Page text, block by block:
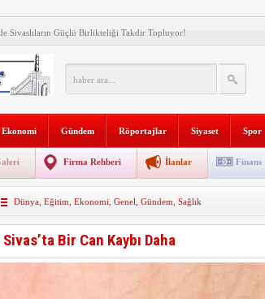
Sivaslıların Güçlü Birlikteliği Takdir Topluyor!
Sevilen Esnaflarından Kabil Yalçın Vefat Etti.
Yılmaz Şimşek, Kaymakamları Makamında Kabul Etti
Kaymakamı Yunus Emre YILDIZ Görevine Başladı
Kaymakamı Yunus Emre YILDIZ Esnafla Buluştu.
Daha Etkin Mücadele İstiyor
Kene Alarmı: Daha Kaç Can Gidecek?
EMNİYETİNDEN GÖÇMEN KAÇAKÇILARINA GEÇİT YOK.
Ekonomi Gündem Röportajlar Siyaset Spor
Firma Rehberi İlanlar Finans
Dünya, Eğitim Ekonomi Genel Gündem Sağlık
Bir Can Kaybı Daha